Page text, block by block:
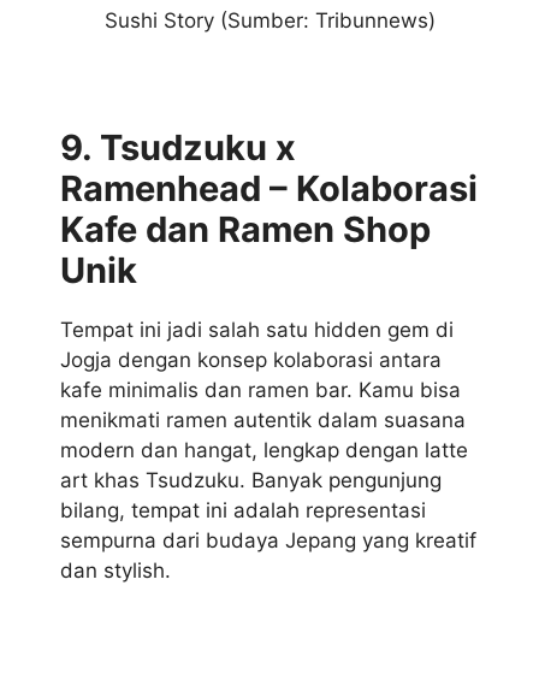
Sushi Story (Sumber: Tribunnews)
9. Tsudzuku x
Ramenhead – Kolaborasi
Kafe dan Ramen Shop
Unik
Tempat ini jadi salah satu hidden gem di
Jogja dengan konsep kolaborasi antara
kafe minimalis dan ramen bar. Kamu bisa
menikmati ramen autentik dalam suasana
modern dan hangat, lengkap dengan latte
art khas Tsudzuku. Banyak pengunjung
bilang, tempat ini adalah representasi
sempurna dari budaya Jepang yang kreatif
dan stylish.